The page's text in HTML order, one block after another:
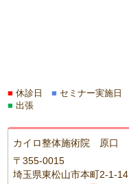
■ 休診日■ セミナー実施日
■ 出張
カイロ整体施術院 原口
〒355-0015
埼玉県東松山市本町2-1-14